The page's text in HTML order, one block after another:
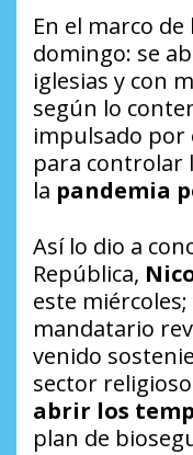
En el marco
domingo: se
iglesias y con
según lo
impulsado por
para controlar
la pandemia
Así lo dio a
República,
este
mandatario
venido
sector
abrir los
plan de